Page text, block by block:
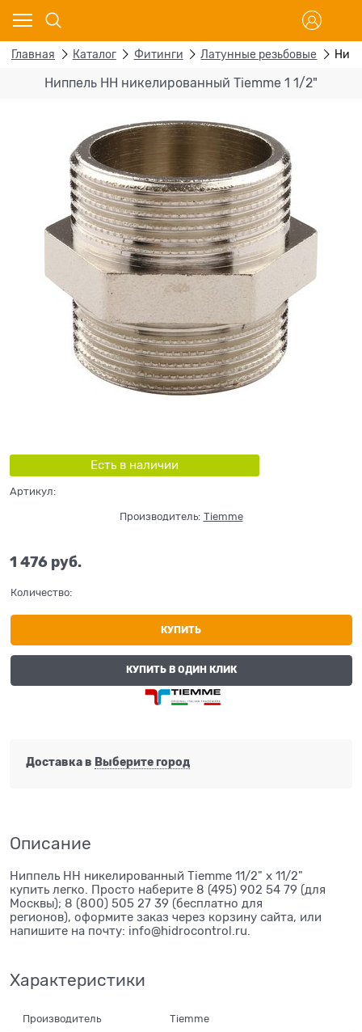
Главная Каталог Фитинги Латунные резьбовые
Ниппель НН никелированный Tiemme 1 1/2"
Есть в наличии
Артикул:
Производитель: Tiemme
1 476 руб.
Количество:
КУПИТЬ
КУПИТЬ В ОДИН КЛИК
Доставка в Выберите город
Описание
Ниппель НН никелированный Tiemme 11/2" х 11/2"
купить легко. Просто наберите 8 (495) 902 54 79 (для
Москвы); 8 (800) 505 27 39 (бесплатно для
регионов), оформите заказ через корзину сайта, или
напишите на почту: info@hidrocontrol.ru.
Характеристики
Производитель Tiemme